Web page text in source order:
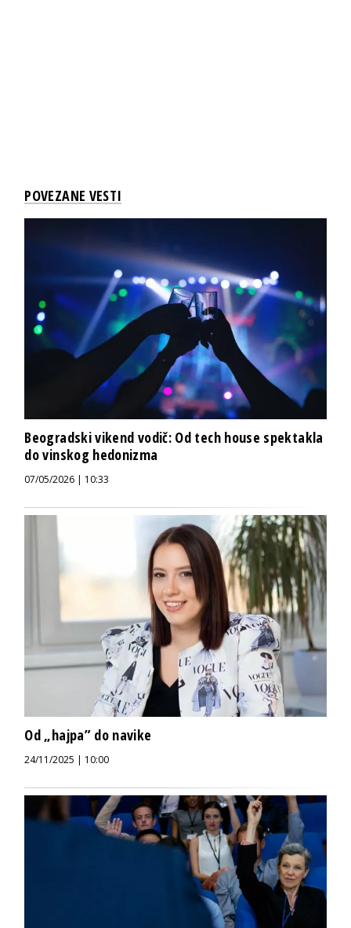
POVEZANE VESTI
Beogradski vikend vodič: Od tech house spektakla
do vinskog hedonizma
07/05/2026 | 10:33
Od „hajpa” do navike
24/11/2025 | 10:00